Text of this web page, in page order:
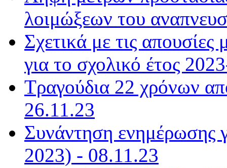
λοιμώξεων του
Σχετικά με τις
για το σχολικό έτος
Τραγούδια 22 χρόνων
26.11.23
Συνάντηση ενημέρωσης
2023) - 08.11.23